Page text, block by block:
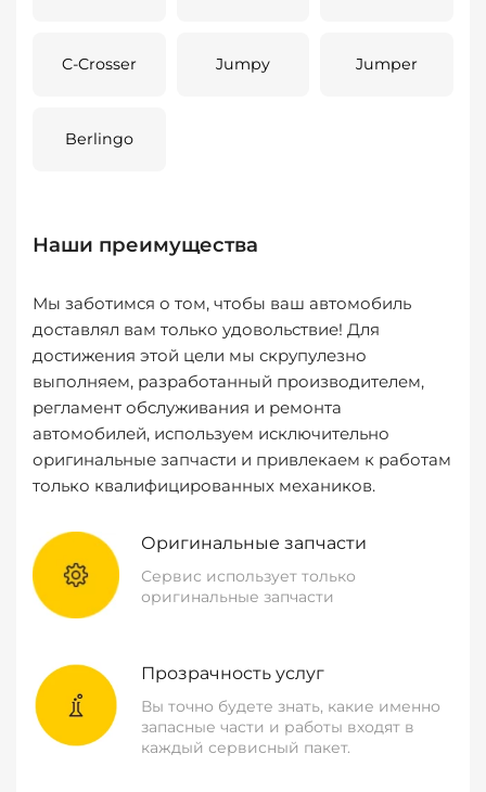
C-Crosser Jumpy Jumper
Berlingo
Наши преимущества
Мы заботимся о том, чтобы ваш автомобиль
доставлял вам только удовольствие! Для
достижения этой цели мы скрупулезно
выполняем, разработанный производителем,
регламент обслуживания и ремонта
автомобилей, используем исключительно
оригинальные запчасти и привлекаем к работам
только квалифицированных механиков.
Оригинальные запчасти
Сервис использует только
оригинальные запчасти
Прозрачность услуг
Вы точно будете знать, какие именно
запасные части и работы входят в
каждый сервисный пакет.